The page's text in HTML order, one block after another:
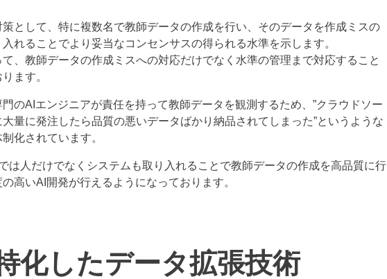
として、特に複数名で教師データの作成を行い、そのデータを作成ミスの
れることでより妥当なコンセンサスの得られる水準を示します。
、教師データの作成ミスへの対応だけでなく水準の管理まで対応すること
ます。
のAIエンジニアが責任を持って教師データを観測するため、”クラウドソー
量に発注したら品質の悪いデータばかり納品されてしまった”というような
化されています。
は人だけでなくシステムも取り入れることで教師データの作成を高品質に行
高いAI開発が行えるようになっております。
化したデータ拡張技術